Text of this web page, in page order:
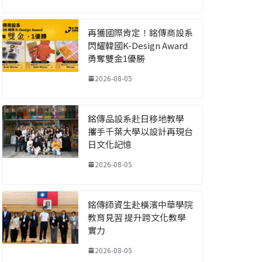
再獲國際肯定！銘傳商設系
閃耀韓國K-Design Award
勇奪雙金1優勝
2026-08-05
銘傳品設系赴日移地教學
攜手千葉大學以設計再現台
日文化記憶
2026-08-05
銘傳師資生赴橫濱中華學院
教育見習 提升跨文化教學
實力
2026-08-05